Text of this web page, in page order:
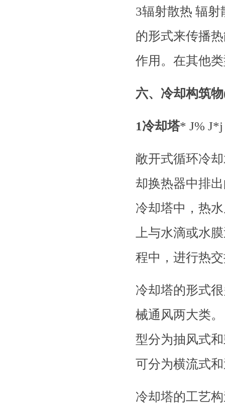
3辐射散热 辐
的形式来传播
作用。在其他
六、冷却构筑物
1冷却塔* J%
敞开式循环冷
却换热器中排
冷却塔中，热
上与水滴或水
程中，进行热
冷却塔的形式
械通风两大类
型分为抽风式
可分为横流式
冷却塔的工艺